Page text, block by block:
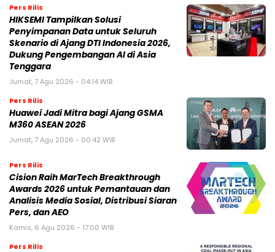
Pers Rilis
HIKSEMI Tampilkan Solusi
Penyimpanan Data untuk Seluruh
Skenario di Ajang DTI Indonesia 2026,
Dukung Pengembangan AI di Asia
Tenggara
Jumat, 7 Agu 2026 - 04:14 WIB
Pers Rilis
Huawei Jadi Mitra bagi Ajang GSMA
M360 ASEAN 2026
Jumat, 7 Agu 2026 - 00:42 WIB
Pers Rilis
Cision Raih MarTech Breakthrough
Awards 2026 untuk Pemantauan dan
Analisis Media Sosial, Distribusi Siaran
Pers, dan AEO
Kamis, 6 Agu 2026 - 17:00 WIB
Pers Rilis